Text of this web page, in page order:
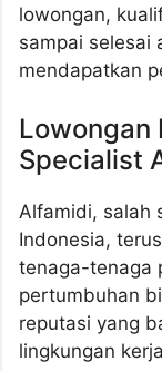
lowongan,
sampai selesai
mendapatkan
Lowongan
Specialist
Alfamidi, salah
Indonesia,
tenaga-tenaga
pertumbuhan
reputasi yang
lingkungan